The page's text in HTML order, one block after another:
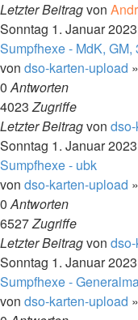
Letzter Beitragvon
Sonntag 1. Januar
Sumpfhexe - MdK,
von dso-karten-upload »
0Antworten
4023Zugriffe
Letzter Beitragvon
Sonntag 1. Januar
Sumpfhexe - ubk
von dso-karten-upload »
0Antworten
6527Zugriffe
Letzter Beitragvon
Sonntag 1. Januar
Sumpfhexe -
von dso-karten-upload »